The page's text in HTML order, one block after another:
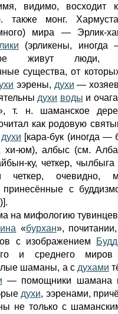
видимо, восходит
также монг.
мира — Эрлик-
(эрликены, иногда
живут люди,
существа, от
ээрены, духи —
духи воды и
т. н. шаманское
как родовую
духи [кара-бук (иногда —
хи-юм), албыс (см.
ку, четкер,
очевидно,
принесённые с
на мифологию тувинцев
«бурхан»,
с изображением
и среднего миров
шаманы, а с духами
— помощники шамана
духи, ээренами,
не только с